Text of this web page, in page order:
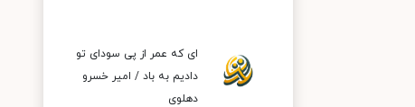
ای که عمر از پی سودای تو
دادیم به باد / امیر خسرو
دهلوی